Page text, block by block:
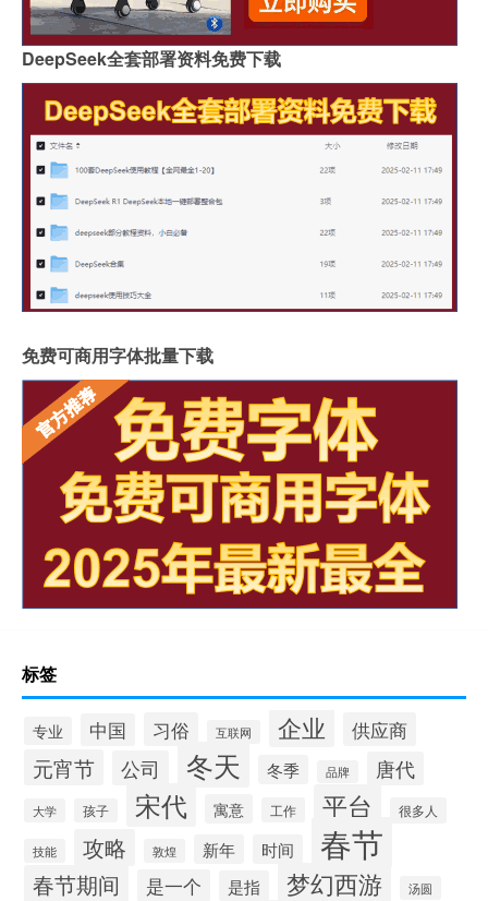
DeepSeek全套部署资料免费下载
免费可商用字体批量下载
标签
专业 中国 习俗 互联网 企业 供应商
元宵节 公司 冬天 冬季 品牌 唐代
大学 孩子 宋代 寓意 工作 平台 很多人
技能 攻略 敦煌 新年 时间 春节
春节期间 是一个 是指 梦幻西游 汤圆